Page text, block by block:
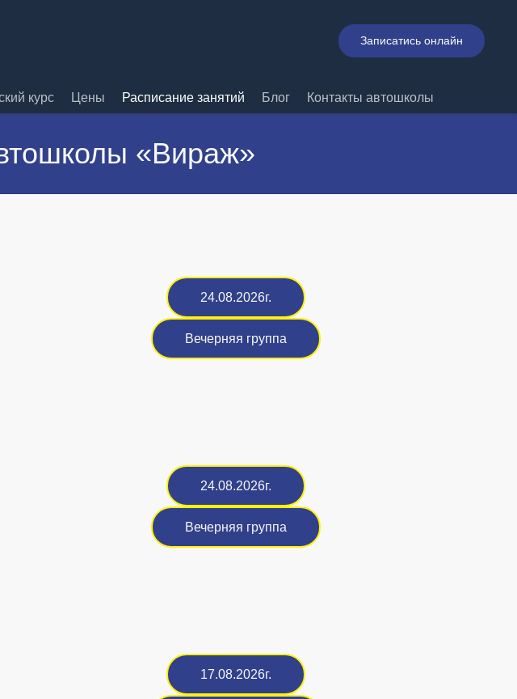
Записатись онлайн
курс Цены Расписание занятий Блог Контакты автошколы
«Вираж»
24.08.2026г.
Вечерняя группа
24.08.2026г.
Вечерняя группа
17.08.2026г.